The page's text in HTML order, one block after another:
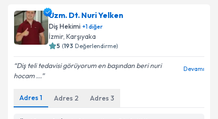
Uzm. Dt. Nuri Yelken
Diş Hekimi +1diğer
İzmir, Karşıyaka
5 (193 Değerlendirme)
Diş teli tedavisi görüyorum en başından beri nuri
hocam ...
Devamı
Adres 1 Adres 2 Adres 3